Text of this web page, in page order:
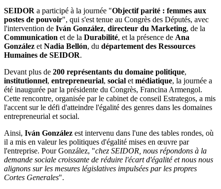
SEIDOR a participé à la journée "Objectif parité : femmes aux
postes de pouvoir", qui s'est tenue au Congrès des Députés, avec
l'intervention de Iván González, directeur du Marketing, de la
Communication et de la Durabilité, et la présence de Ana
González et Nadia Bellón, du département des Ressources
Humaines de SEIDOR.
Devant plus de 200 représentants du domaine politique,
institutionnel, entrepreneurial, social et médiatique, la journée a
été inaugurée par la présidente du Congrès, Francina Armengol.
Cette rencontre, organisée par le cabinet de conseil Estrategos, a mis
l'accent sur le défi d'atteindre l'égalité des genres dans les domaines
entrepreneurial et social.
Ainsi, Iván González est intervenu dans l'une des tables rondes, où
il a mis en valeur les politiques d'égalité mises en œuvre par
l'entreprise. Pour González, "chez SEIDOR, nous répondons à la
demande sociale croissante de réduire l'écart d'égalité et nous nous
alignons sur les mesures législatives impulsées par les propres
Cortes Generales".